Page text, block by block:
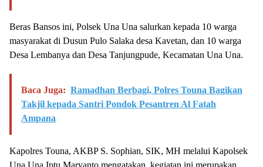
Beras Bansos ini, Polsek Una Una salurkan kepada 10 warga
masyarakat di Dusun Pulo Salaka desa Kavetan, dan 10 warga
Desa Lembanya dan Desa Tanjungpude, Kecamatan Una Una.
Baca Juga: Ramadhan Berbagi, Polres Touna Bagikan
Takjil kepada Santri Pondok Pesantren Al Fatah
Ampana
Kapolres Touna, AKBP S. Sophian, SIK, MH melalui Kapolsek